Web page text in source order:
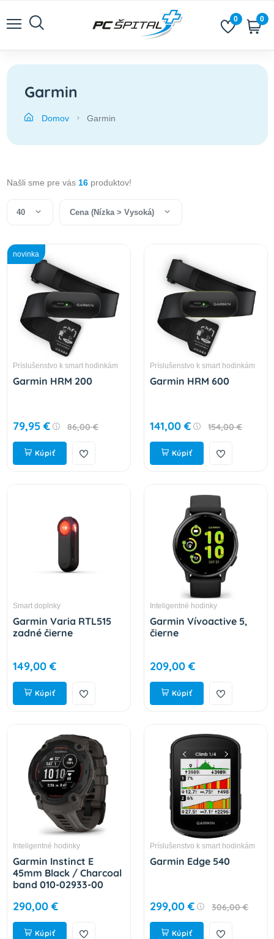
0 0
Garmin
Domov Garmin
Našli sme pre vás 16produktov!
40 Cena (Nízka > Vysoká)
novinka
Príslušenstvo k smart hodinkám
Garmin HRM 200
79,95 € 86,00 €
Kúpiť
Príslušenstvo k smart hodinkám
Garmin HRM 600
141,00 € 154,00 €
Kúpiť
Smart doplnky
Garmin Varia RTL515
zadné čierne
149,00 €
Kúpiť
Inteligentné hodinky
Garmin Vívoactive 5,
čierne
209,00 €
Kúpiť
Inteligentné hodinky
Garmin Instinct E
45mm Black / Charcoal
band 010-02933-00
290,00 €
Kúpiť
Príslušenstvo k smart hodinkám
Garmin Edge 540
299,00 € 306,00 €
Kúpiť